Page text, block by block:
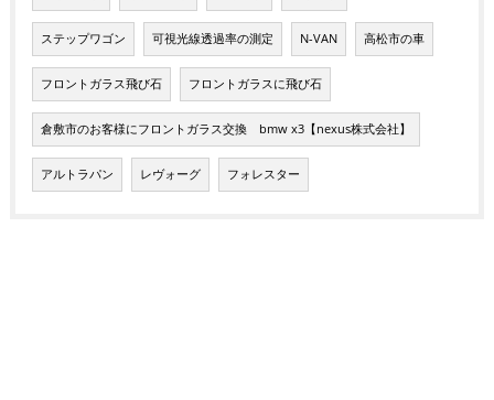
ステップワゴン 可視光線透過率の測定 N-VAN 高松市の車
フロントガラス飛び石 フロントガラスに飛び石
倉敷市のお客様にフロントガラス交換 bmw x3【nexus株式会社】
アルトラパン レヴォーグ フォレスター